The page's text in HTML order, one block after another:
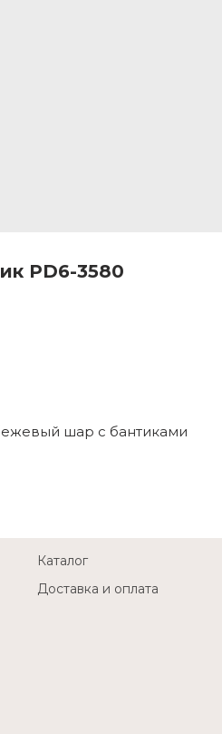
PD6-3580
шар с бантиками
Каталог
Доставка и оплата